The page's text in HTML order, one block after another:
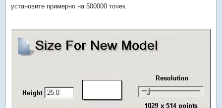
установите примерно на 500000 точек.